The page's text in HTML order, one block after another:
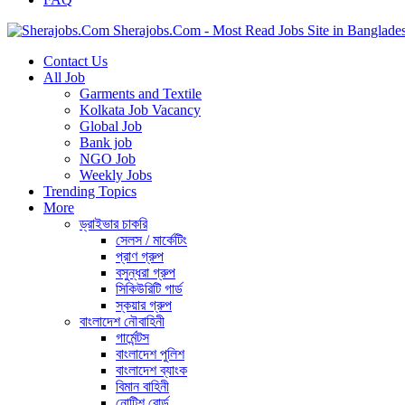
Sherajobs.Com - Most Read Jobs Site in
Contact Us
All Job
Garments and Textile
Kolkata Job Vacancy
Global Job
Bank job
NGO Job
Weekly Jobs
Trending Topics
More
ড্রাইভার চাকরি
সেলস / মার্কেটিং
প্রাণ গ্রুপ
বসুন্ধরা গ্রুপ
সিকিউরিটি গার্ড
স্কয়ার গ্রুপ
বাংলাদেশ নৌবাহিনী
গার্মেন্টস
বাংলাদেশ পুলিশ
বাংলাদেশ ব্যাংক
বিমান বাহিনী